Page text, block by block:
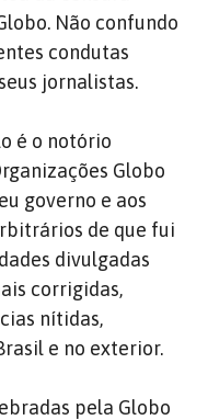
Não confundo
condutas
jornalistas.
é o notório
Globo
governo e aos
de que fui
divulgadas
corrigidas,
nítidas,
e no exterior.
pela Globo